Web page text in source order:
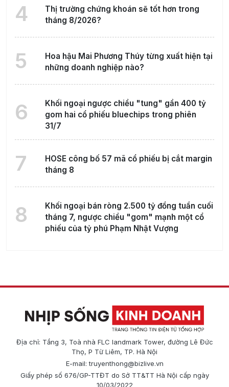
4
Thị trường chứng khoán sẽ tốt hơn trong
tháng 8/2026?
5
Hoa hậu Mai Phương Thúy từng xuất hiện tại
những doanh nghiệp nào?
6
Khối ngoại ngược chiều "tung" gần 400 tỷ
gom hai cổ phiếu bluechips trong phiên
31/7
7
HOSE công bố 57 mã cổ phiếu bị cắt margin
tháng 8
8
Khối ngoại bán ròng 2.500 tỷ đồng tuần cuối
tháng 7, ngược chiều "gom" mạnh một cổ
phiếu của tỷ phú Phạm Nhật Vượng
Địa chỉ: Tầng 3, Toà nhà FLC landmark Tower, đường Lê Đức
Thọ, P Từ Liêm, TP. Hà Nội
E-mail:truyenthong@bizlive.vn
Giấy phép số 676/GP-TTĐT do Sở TT&TT Hà Nội cấp ngày
10/03/2022